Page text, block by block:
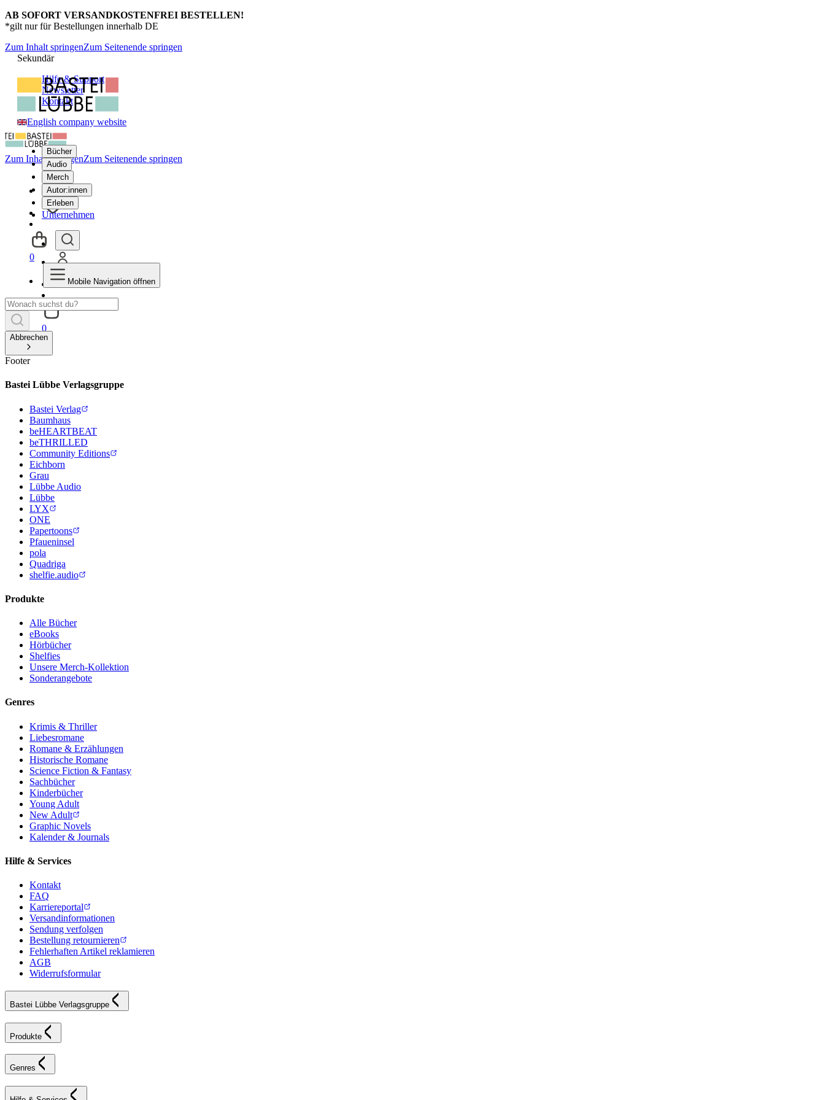
AB SOFORT VERSANDKOSTENFREI BESTELLEN!
*gilt nur für Bestellungen innerhalb DE
Zum Inhalt springenZum Seitenende springen
Sekundär
Hilfe & Support
Newsletter
Kontakt
English company website
Bücher
Audio
Merch
Autor:innen
Erleben
Unternehmen
0
Zum Inhalt springenZum Seitenende springen
0
Mobile Navigation öffnen
Abbrechen
Footer
Bastei Lübbe Verlagsgruppe
Bastei Verlag
Baumhaus
beHEARTBEAT
beTHRILLED
Community Editions
Eichborn
Grau
Lübbe Audio
Lübbe
LYX
ONE
Papertoons
Pfaueninsel
pola
Quadriga
shelfie.audio
Produkte
Alle Bücher
eBooks
Hörbücher
Shelfies
Unsere Merch-Kollektion
Sonderangebote
Genres
Krimis & Thriller
Liebesromane
Romane & Erzählungen
Historische Romane
Science Fiction & Fantasy
Sachbücher
Kinderbücher
Young Adult
New Adult
Graphic Novels
Kalender & Journals
Hilfe & Services
Kontakt
FAQ
Karriereportal
Versandinformationen
Sendung verfolgen
Bestellung retournieren
Fehlerhaften Artikel reklamieren
AGB
Widerrufsformular
Bastei Lübbe Verlagsgruppe
Produkte
Genres